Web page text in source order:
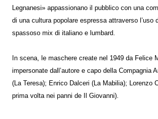
Legnanesi» appassionano il pubblico con una
di una cultura popolare espressa attraverso l’uso
spassoso mix di italiano e lumbard.
In scena, le maschere create nel 1949 da Felice
impersonate dall’autore e capo della Compagnia
(La Teresa); Enrico Dalceri (La Mabilia); Lorenzo
prima volta nei panni de Il Giovanni).